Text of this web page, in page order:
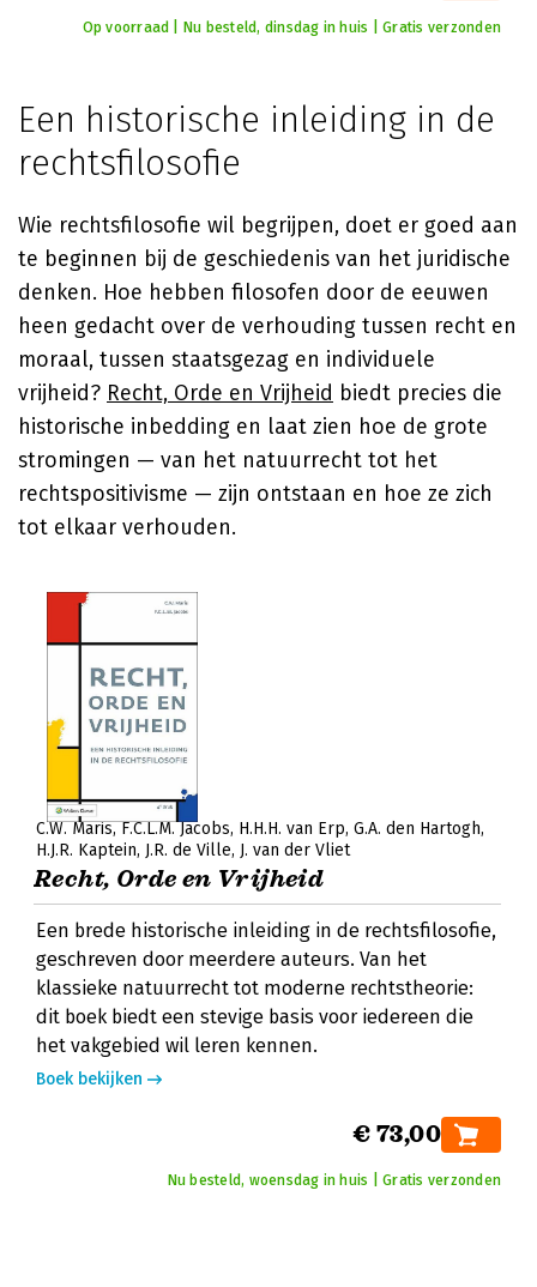
Op voorraad | Nu besteld, dinsdag in huis | Gratis verzonden
Een historische inleiding in de
rechtsfilosofie
Wie rechtsfilosofie wil begrijpen, doet er goed aan
te beginnen bij de geschiedenis van het juridische
denken. Hoe hebben filosofen door de eeuwen
heen gedacht over de verhouding tussen recht en
moraal, tussen staatsgezag en individuele
vrijheid? Recht, Orde en Vrijheid biedt precies die
historische inbedding en laat zien hoe de grote
stromingen — van het natuurrecht tot het
rechtspositivisme — zijn ontstaan en hoe ze zich
tot elkaar verhouden.
C.W. Maris F.C.L.M. Jacobs H.H.H. van Erp G.A. den Hartogh
H.J.R. Kaptein J.R. de Ville J. van der Vliet
Recht, Orde en Vrijheid
Een brede historische inleiding in de rechtsfilosofie,
geschreven door meerdere auteurs. Van het
klassieke natuurrecht tot moderne rechtstheorie:
dit boek biedt een stevige basis voor iedereen die
het vakgebied wil leren kennen.
Boek bekijken
€ 73,00
Nu besteld, woensdag in huis | Gratis verzonden